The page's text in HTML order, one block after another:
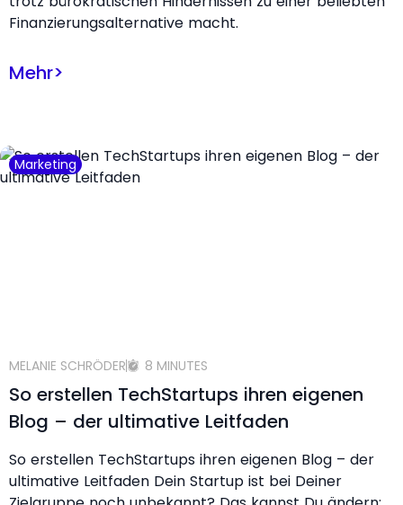
Finanzierungsalternative macht.
Mehr>
Marketing
MELANIE SCHRÖDER 8 MINUTES
So erstellen TechStartups ihren eigenen
Blog – der ultimative Leitfaden
So erstellen TechStartups ihren eigenen Blog – der
ultimative Leitfaden Dein Startup ist bei Deiner